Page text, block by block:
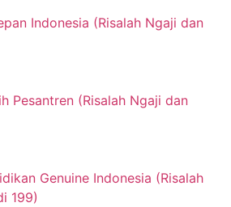
Indonesia (Risalah Ngaji dan
Pesantren (Risalah Ngaji dan
Genuine Indonesia (Risalah
199)